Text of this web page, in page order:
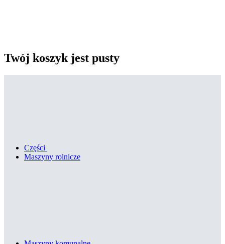
Twój koszyk jest pusty
Części
Maszyny rolnicze